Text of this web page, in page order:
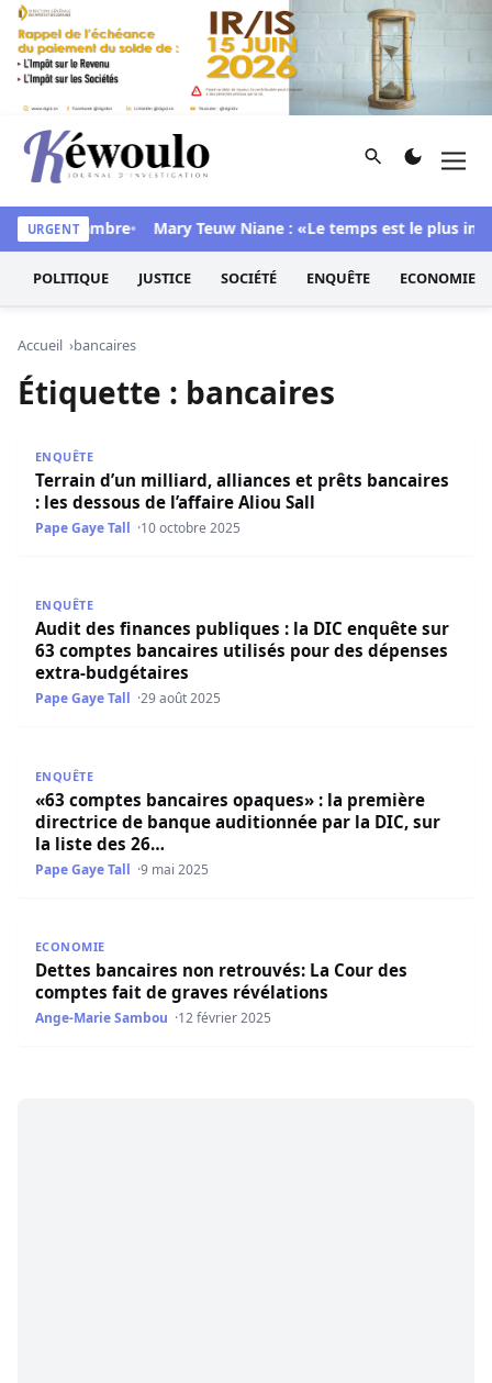
Aller au contenu
Kéwoulo, le premier site d'information et d'investigation
Rechercher
URGENT
sa chambre Mary Teuw Niane : «Le temps est le plus
POLITIQUE JUSTICE SOCIÉTÉ ENQUÊTE ECONOMIE
Accueil bancaires
Étiquette : bancaires
ENQUÊTE
Terrain d’un milliard, alliances et prêts bancaires
: les dessous de l’affaire Aliou Sall
Pape Gaye Tall 10 octobre 2025
ENQUÊTE
Audit des finances publiques : la DIC enquête sur
63 comptes bancaires utilisés pour des dépenses
extra-budgétaires
Pape Gaye Tall 29 août 2025
ENQUÊTE
«63 comptes bancaires opaques» : la première
directrice de banque auditionnée par la DIC, sur
la liste des 26…
Pape Gaye Tall 9 mai 2025
ECONOMIE
Dettes bancaires non retrouvés: La Cour des
comptes fait de graves révélations
Ange-Marie Sambou 12 février 2025